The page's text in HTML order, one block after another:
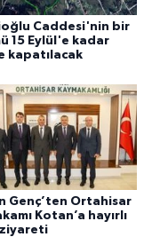
Caddesi'nin bir
15 Eylül'e kadar
kapatılacak
Genç’ten Ortahisar
Kotan’a hayırlı